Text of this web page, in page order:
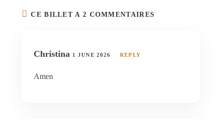
CE BILLET A 2 COMMENTAIRES
Christina 1 JUNE 2026 REPLY
Amen